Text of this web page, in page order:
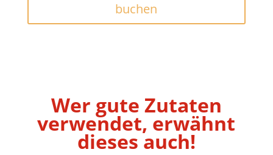
buchen
Wer gute Zutaten
verwendet, erwähnt
dieses auch!